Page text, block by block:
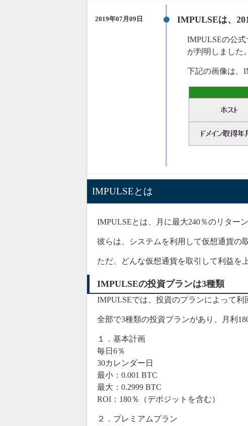
2019年07月09日 IMPULSEは、
IMPULSEの公
が判明しました。
下記の画像は、
IMPULSEとは
IMPULSEとは、月に最大240％のリター
彼らは、システムを利用して仮想通貨の
ただ、どんな仮想通貨を取引して利益を
IMPULSEの投資プランは3種類
IMPULSEでは、投資のプランによって利
全部で3種類の投資プランがあり、月利
１．基本計画
毎日6％
30カレンダー日
最小：0.001 BTC
最大：0.2999 BTC
ROI：180％（デポジットを含む）
２．プレミアムプラン